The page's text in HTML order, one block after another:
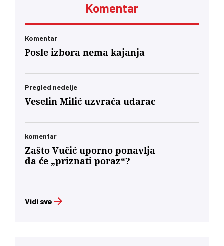
Komentar
Komentar
Posle izbora nema kajanja
Pregled nedelje
Veselin Milić uzvraća udarac
komentar
Zašto Vučić uporno ponavlja
da će „priznati poraz“?
Vidi sve